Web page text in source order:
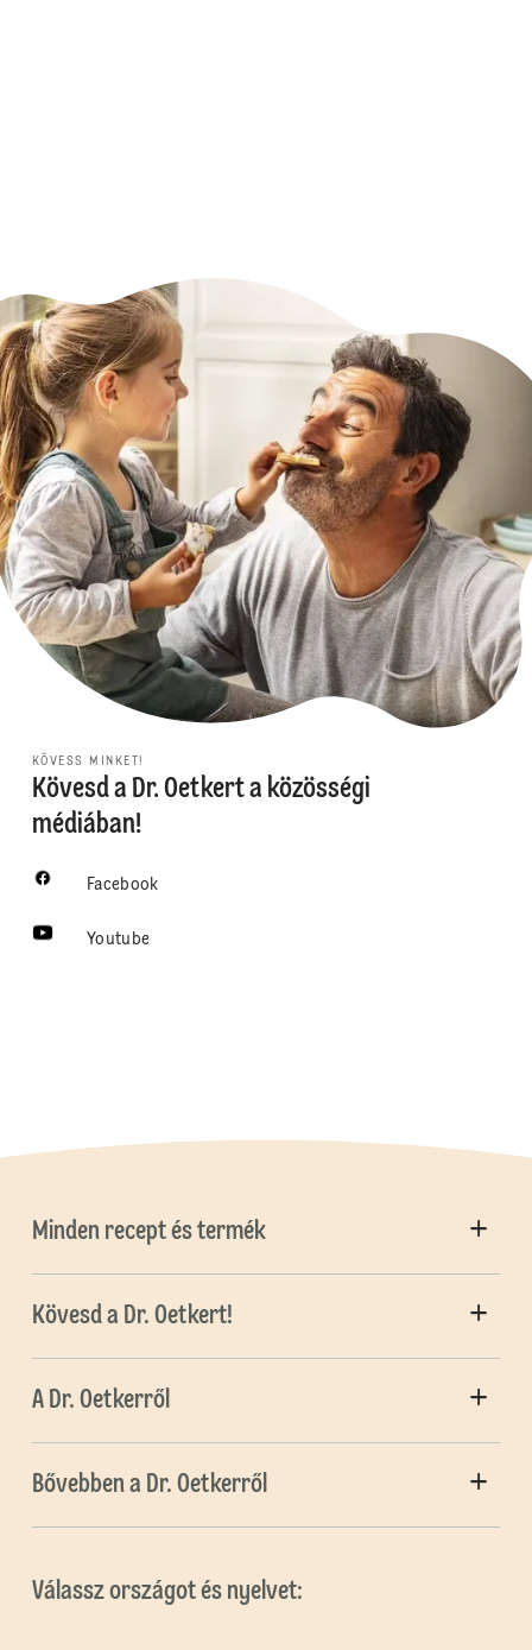
KÖVESS MINKET!
Kövesd a Dr. Oetkert a közösségi
médiában!
Facebook
Youtube
Minden recept és termék
Kövesd a Dr. Oetkert!
A Dr. Oetkerről
Bővebben a Dr. Oetkerről
Válassz országot és nyelvet: